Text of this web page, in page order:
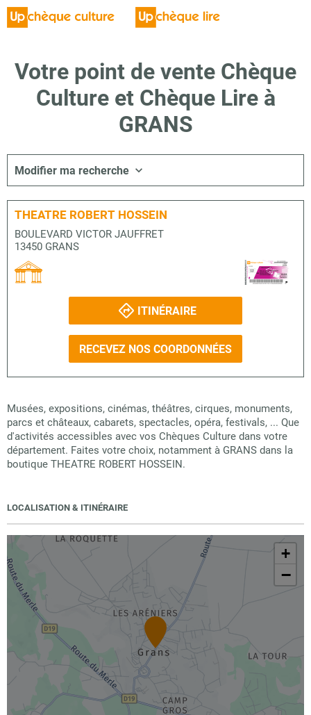
Votre point de vente Chèque
Culture et Chèque Lire à
GRANS
Modifier ma recherche
THEATRE ROBERT HOSSEIN
BOULEVARD VICTOR JAUFFRET
13450 GRANS
ITINÉRAIRE
RECEVEZ NOS COORDONNÉES
Musées, expositions, cinémas, théâtres, cirques, monuments,
parcs et châteaux, cabarets, spectacles, opéra, festivals, ... Que
d'activités accessibles avec vos Chèques Culture dans votre
département. Faites votre choix, notamment à GRANS dans la
boutique THEATRE ROBERT HOSSEIN.
LOCALISATION & ITINÉRAIRE
+
−